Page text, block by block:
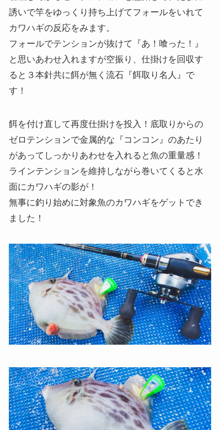
誘いで竿をゆっくり持ち上げてフォールをいれて
カワハギの反応をみます。
フォールでテンションが抜けて『あ！喰った！』
と思いあわせ入れますが空振り、仕掛けを回収す
ると３本針共に餌が無く流石『餌取り名人』で
す！
餌を付け直して再度仕掛けを投入！底取りからの
ゼロテンションで金属的な『コンコン』のあたり
があってしっかりあわせを入れると魚の重量感！
ラインテンションを維持しながら巻いてくると水
面にカワハギの影が！
無事に釣り始めに対象魚のカワハギをゲットでき
ました！